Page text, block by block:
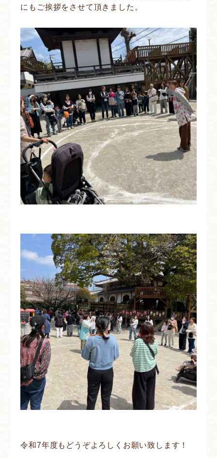
にもご挨拶をさせて頂きました。
令和7年度もどうぞよろしくお願い致します！